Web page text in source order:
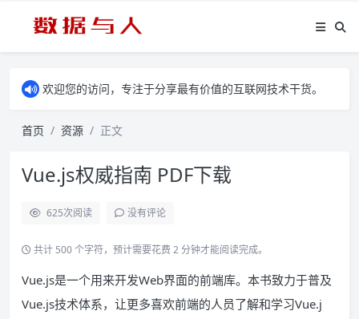
欢迎您的访问，专注于分享最有价值的互联网技术干货。
首页 资源 正文
Vue.js权威指南 PDF下载
625次阅读 没有评论
共计 500 个字符，预计需要花费 2 分钟才能阅读完成。
Vue.js是一个用来开发Web界面的前端库。本书致力于普及
Vue.js技术体系，让更多喜欢前端的人员了解和学习Vue.j